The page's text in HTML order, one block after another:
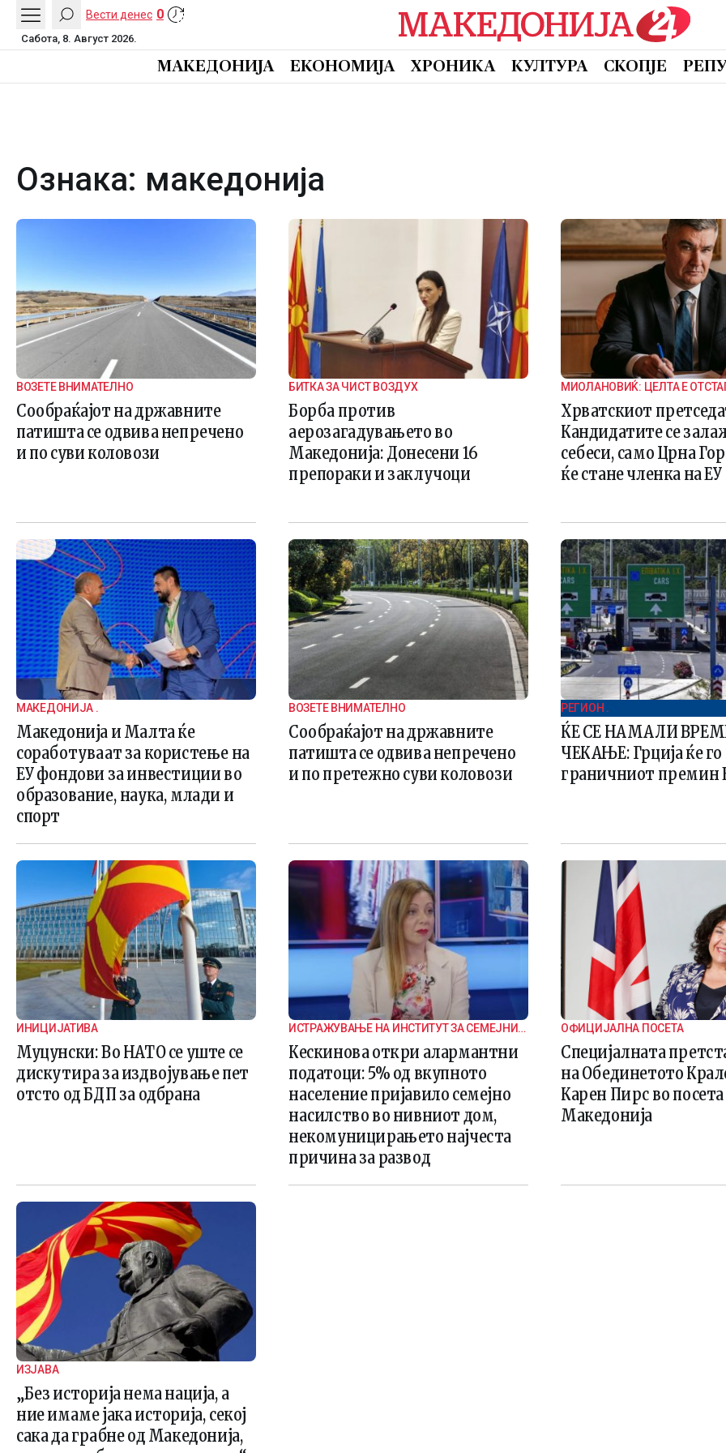
Вести денес 0
Сабота, 8. Август 2026.
МАКЕДОНИЈА ЕКОНОМИЈА ХРОНИКА КУЛТУРА СКОПЈЕ
Ознака: македонија
ВОЗЕТЕ ВНИМАТЕЛНО
Сообраќајот на државните
патишта се одвива непречено
и по суви коловози
БИТКА ЗА ЧИСТ ВОЗДУХ
Борба против
аерозагадувањето во
Македонија: Донесени 16
препораки и заклучоци
МИОЛАНОВИЌ: ЦЕЛТА Е
ДРЖАВИТЕ КАНДИДАТИ
Хрватскиот
Кандидатите се
себеси, само Црна
ќе стане членка на ЕУ
МАКЕДОНИЈА .
Македонија и Малта ќе
соработуваат за користење на
ЕУ фондови за инвестиции во
образование, наука, млади и
спорт
ВОЗЕТЕ ВНИМАТЕЛНО
Сообраќајот на државните
патишта се одвива непречено
и по претежно суви коловози
РЕГИОН .
ЌЕ СЕ НАМАЛИ
ЧЕКАЊЕ: Грција ќе
граничниот премин
ИНИЦИЈАТИВА
Муцунски: Во НАТО се уште се
дискутира за издвојување пет
отсто од БДП за одбрана
ИСТРАЖУВАЊЕ НА ИНСТИТУТ ЗА СЕМЕЈНИ
СТУДИИ
Кескинова откри алармантни
податоци: 5% од вкупното
население пријавило семејно
насилство во нивниот дом,
некомуницирањето најчеста
причина за развод
ОФИЦИЈАЛНА ПОСЕТА
Специјалната
на Обединетото
Карен Пирс во
Македонија
ИЗЈАВА
„Без историја нема нација, а
ние имаме јака историја, секој
сака да грабне од Македонија,